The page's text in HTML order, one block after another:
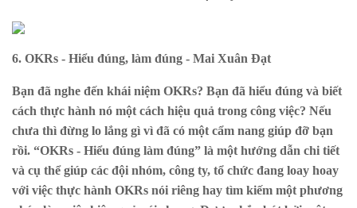
6. OKRs - Hiểu đúng, làm đúng - Mai Xuân Đạt
Bạn đã nghe đến khái niệm OKRs? Bạn đã hiểu đúng và biết
cách thực hành nó một cách hiệu quả trong công việc? Nếu
chưa thì đừng lo lắng gì vì đã có một cẩm nang giúp đỡ bạn
rồi. “OKRs - Hiểu đúng làm đúng” là một hướng dẫn chi tiết
và cụ thể giúp các đội nhóm, công ty, tổ chức đang loay hoay
với việc thực hành OKRs nói riêng hay tìm kiếm một phương